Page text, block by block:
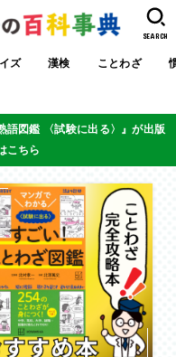
ズ 漢検 ことわざ
SEARCH
語図鑑 〈試験に出る〉』が出版
こちら